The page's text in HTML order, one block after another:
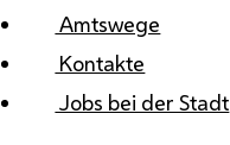
Amtswege
Kontakte
Jobs bei der Stadt